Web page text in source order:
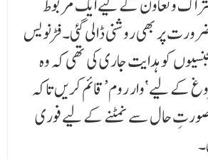
پر بھی روشنی ڈالی گئی۔ فڑنویس
کو ہدایت جاری کی تھی کہ وہ
کے لیے ‘وار روم’ قائم کریں تاکہ
صورتِ حال سے نمٹنے کے لیے فوری